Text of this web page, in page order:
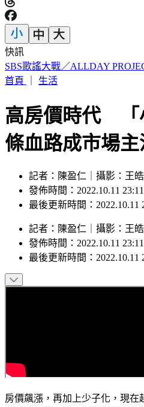
快訊
白海豚遠離中 北市水門今晚6
首頁
生活
高房價時代 「
條血路成市場主
記者：陳盈仁｜攝影：王
發佈時間：2022.10.11 23:11
最後更新時間：2022.10.11
記者 ： 陳盈仁 攝影 ： 王
發佈時間： 2022.10.11 23:11
最後更新時間： 2022.10.11
房價飆漲，再加上少子化，現在